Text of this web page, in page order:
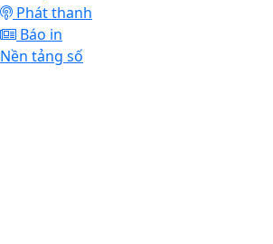
Phát thanh
Báo in
Nền tảng số